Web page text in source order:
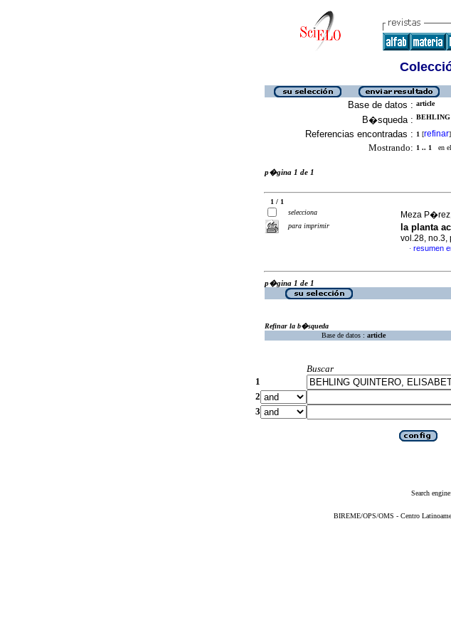
Base de datos : article
B�squeda :
Referencias encontradas : 1 [refinar]
Mostrando: 1 .. 1 en
p�gina 1 de 1
1 / 1
selecciona
para imprimir
Meza
la planta
vol.28, no.3,
· resumen
p�gina 1 de 1
Refinar la b�squeda
Base de datos : article
Buscar
1
2
3
Search engine:
BIREME/OPS/OMS - Centro